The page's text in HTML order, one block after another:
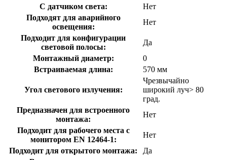
С датчиком света:
Нет
Подходят для аварийного
освещения:
Нет
Подходит для конфигурации
световой полосы:
Да
Монтажный диаметр:
0
Встраиваемая длина:
570 мм
Угол светового излучения:
Чрезвычайно
широкий луч> 80
град.
Предназначен для встроенного
монтажа:
Нет
Подходит для рабочего места с
монитором EN 12464-1:
Нет
Подходит для открытого монтажа:
Да